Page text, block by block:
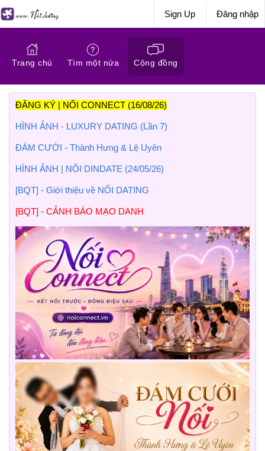
Sign Up Đăng nhập
Trang chủ Tìm một nửa Cộng đồng
ĐĂNG KÝ | NỐI CONNECT (16/08/26)
HÌNH ẢNH - LUXURY DATING (Lần 7)
ĐÁM CƯỚI - Thành Hưng & Lệ Uyên
HÌNH ẢNH | NỐI DINDATE (24/05/26)
[BQT] - Giới thiệu về NỐI DATING
[BQT] - CẢNH BÁO MẠO DANH